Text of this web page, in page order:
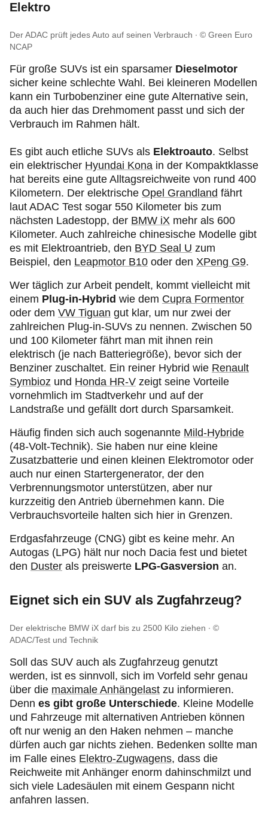
Elektro
Der ADAC prüft jedes Auto auf seinen Verbrauch
© Green Euro
NCAP
Für große SUVs ist ein sparsamer Dieselmotor
sicher keine schlechte Wahl. Bei kleineren Modellen
kann ein Turbobenziner eine gute Alternative sein,
da auch hier das Drehmoment passt und sich der
Verbrauch im Rahmen hält.
Es gibt auch etliche SUVs als Elektroauto. Selbst
ein elektrischer Hyundai Kona in der Kompaktklasse
hat bereits eine gute Alltagsreichweite von rund 400
Kilometern. Der elektrische Opel Grandland fährt
laut ADAC Test sogar 550 Kilometer bis zum
nächsten Ladestopp, der BMW iX mehr als 600
Kilometer. Auch zahlreiche chinesische Modelle gibt
es mit Elektroantrieb, den BYD Seal U zum
Beispiel, den Leapmotor B10 oder den XPeng G9.
Wer täglich zur Arbeit pendelt, kommt vielleicht mit
einem Plug‑in-Hybrid wie dem Cupra Formentor
oder dem VW Tiguan gut klar, um nur zwei der
zahlreichen Plug‑in-SUVs zu nennen. Zwischen 50
und 100 Kilometer fährt man mit ihnen rein
elektrisch (je nach Batteriegröße), bevor sich der
Benziner zuschaltet. Ein reiner Hybrid wie Renault
Symbioz und Honda HR-V zeigt seine Vorteile
vornehmlich im Stadtverkehr und auf der
Landstraße und gefällt dort durch Sparsamkeit.
Häufig finden sich auch sogenannte Mild-Hybride
(48-Volt-Technik). Sie haben nur eine kleine
Zusatzbatterie und einen kleinen Elektromotor oder
auch nur einen Startergenerator, der den
Verbrennungsmotor unterstützen, aber nur
kurzzeitig den Antrieb übernehmen kann. Die
Verbrauchsvorteile halten sich hier in Grenzen.
Erdgasfahrzeuge (CNG) gibt es keine mehr. An
Autogas (LPG) hält nur noch Dacia fest und bietet
den Duster als preiswerte LPG-Gasversion an.
Eignet sich ein SUV als Zugfahrzeug?
Der elektrische BMW iX darf bis zu 2500 Kilo ziehen
©
ADAC/Test und Technik
Soll das SUV auch als Zugfahrzeug genutzt
werden, ist es sinnvoll, sich im Vorfeld sehr genau
über die maximale Anhängelast zu informieren.
Denn es gibt große Unterschiede. Kleine Modelle
und Fahrzeuge mit alternativen Antrieben können
oft nur wenig an den Haken nehmen – manche
dürfen auch gar nichts ziehen. Bedenken sollte man
im Falle eines Elektro-Zugwagens, dass die
Reichweite mit Anhänger enorm dahinschmilzt und
sich viele Ladesäulen mit einem Gespann nicht
anfahren lassen.